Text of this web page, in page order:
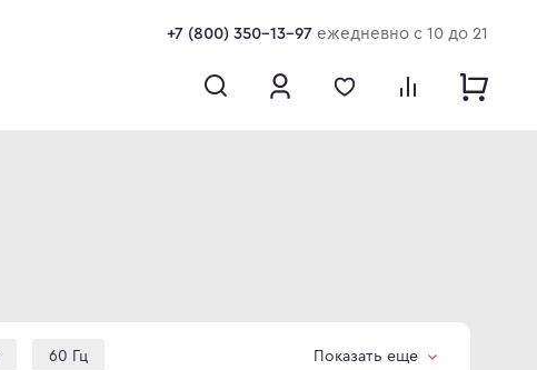
+7 (800) 350-13-97 ежедневно с 10 до 21
60 Гц Показать еще